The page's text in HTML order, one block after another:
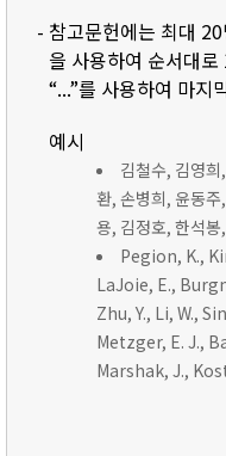
- 참고문헌에는 최대
을 사용하여 순서대
“...”를 사용하여 마지
예시
김철수, 김영
환, 손병희, 윤동
용, 김정호, 한석봉
Pegion, K.,
LaJoie, E.,
Zhu, Y., Li, W.,
Metzger, E. J.,
Marshak, J.,